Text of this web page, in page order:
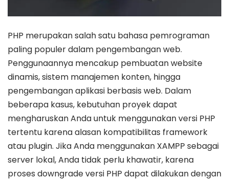
PHP merupakan salah satu bahasa pemrograman
paling populer dalam pengembangan web.
Penggunaannya mencakup pembuatan website
dinamis, sistem manajemen konten, hingga
pengembangan aplikasi berbasis web. Dalam
beberapa kasus, kebutuhan proyek dapat
mengharuskan Anda untuk menggunakan versi PHP
tertentu karena alasan kompatibilitas framework
atau plugin. Jika Anda menggunakan XAMPP sebagai
server lokal, Anda tidak perlu khawatir, karena
proses downgrade versi PHP dapat dilakukan dengan